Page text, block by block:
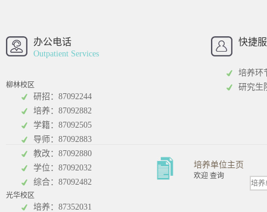
招办
工商管理学院
办公电话
Outpatient Services
柳林校区
研招：87092244
培养：87092882
学籍：87092505
导师：87092883
教改：87092880
学位：87092032
综合：87092482
光华校区
培养：87352031
快捷
培养环
研究生
培养单位主页
欢迎 查询